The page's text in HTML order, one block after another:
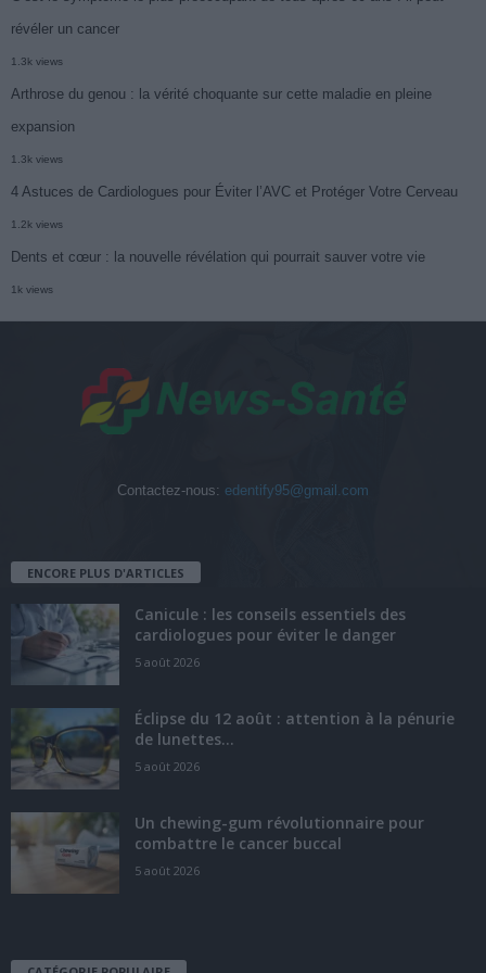
révéler un cancer
1.3k views
Arthrose du genou : la vérité choquante sur cette maladie en pleine
expansion
1.3k views
4 Astuces de Cardiologues pour Éviter l’AVC et Protéger Votre Cerveau
1.2k views
Dents et cœur : la nouvelle révélation qui pourrait sauver votre vie
1k views
Contactez-nous: edentify95@gmail.com
ENCORE PLUS D'ARTICLES
Canicule : les conseils essentiels des
cardiologues pour éviter le danger
5 août 2026
Éclipse du 12 août : attention à la pénurie
de lunettes...
5 août 2026
Un chewing-gum révolutionnaire pour
combattre le cancer buccal
5 août 2026